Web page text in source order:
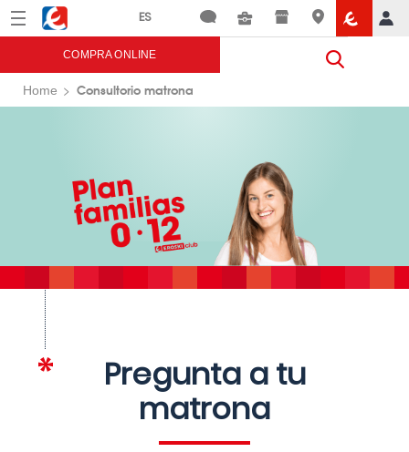
Menú Eroski
COMPRA ONLINE
Home Consultorio matrona
Pregunta a tu
matrona